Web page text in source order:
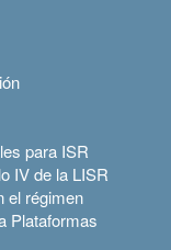
para ISR
IV de la LISR
el régimen
Plataformas